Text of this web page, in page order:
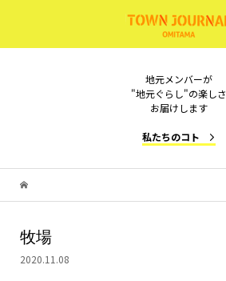
地元メンバーが
"地元ぐらし"の楽しさ
お届けします
私たちのコト
牧場
2020.11.08